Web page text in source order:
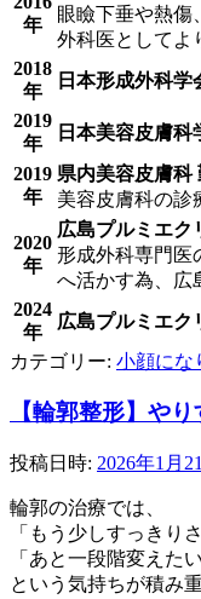
年
眼瞼下垂や熱傷
外科医としてよ
2018
年
日本形成外科学
2019
年
日本美容皮膚科
2019
年
県内美容皮膚科
美容皮膚科の診
2020
年
広島プルミエク
形成外科専門医
へ活かす為、広
2024
年
広島プルミエク
カテゴリー: 小顔にな
【輪郭整形】や
投稿日時: 2026年1月
輪郭の治療では、
「もう少しすっきり
「あと一段階変えたい
という気持ちが積み